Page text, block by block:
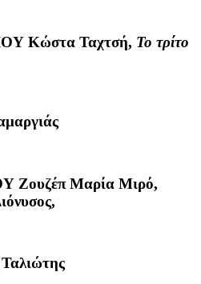
Κώστα Ταχτσή, Το τρίτο
Ζουζέπ Μαρία Μιρό,